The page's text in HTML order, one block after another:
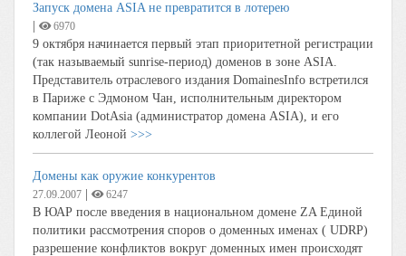
Запуск домена ASIA не превратится в лотерею
6970
9 октября начинается первый этап приоритетной регистрации
(так называемый sunrise-период) доменов в зоне ASIA.
Представитель отраслевого издания DomainesInfo встретился
в Париже с Эдмоном Чан, исполнительным директором
компании DotAsia (администратор домена ASIA), и его
коллегой Леоной >>>
Домены как оружие конкурентов
27.09.2007 6247
В ЮАР после введения в национальном домене ZA Единой
политики рассмотрения споров о доменных именах ( UDRP)
разрешение конфликтов вокруг доменных имен происходят